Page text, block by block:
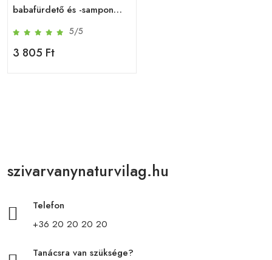
babafürdető és -sampon
400 ml
5/5
3 805 Ft
szivarvanynaturvilag.hu
Telefon
+36 20 20 20 20
Tanácsra van szüksége?